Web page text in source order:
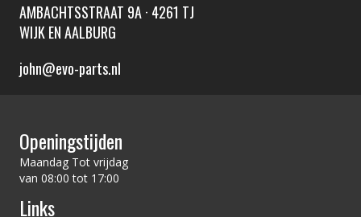
AMBACHTSSTRAAT 9A · 4261 TJ
WIJK EN AALBURG
john@evo-parts.nl
Openingstijden
Maandag Tot vrijdag
van 08:00 tot 17:00
Links